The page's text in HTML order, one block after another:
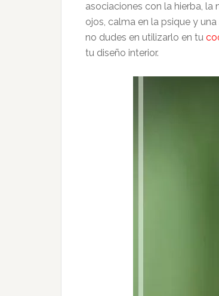
asociaciones con la hierba,
ojos, calma en la psique y
no dudes en utilizarlo en tu
tu diseño interior.